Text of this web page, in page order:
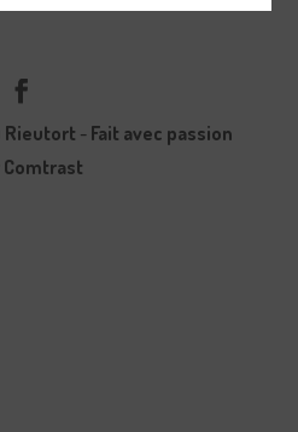
Rieutort - Fait avec passion
Comtrast